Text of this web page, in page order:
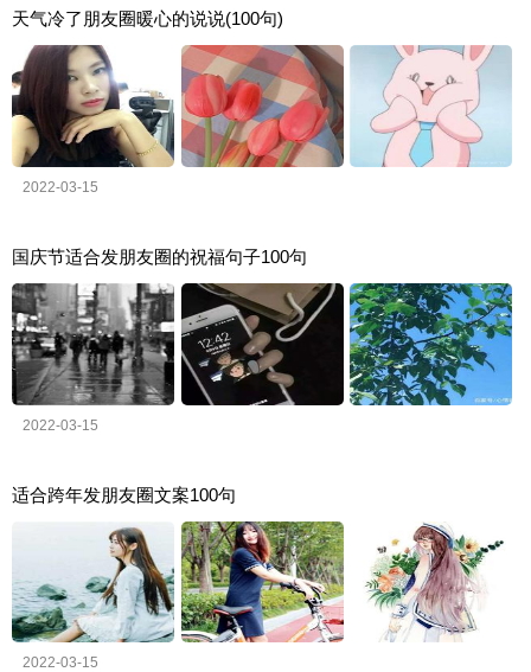
天气冷了朋友圈暖心的说说(100句)
2022-03-15
国庆节适合发朋友圈的祝福句子100句
2022-03-15
适合跨年发朋友圈文案100句
2022-03-15